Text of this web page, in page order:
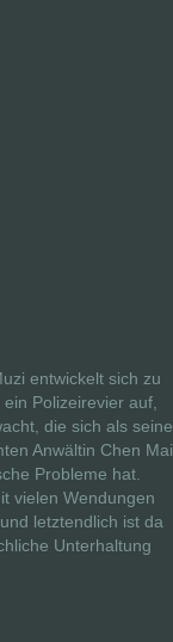
entwickelt sich zu
Polizeirevier auf,
die sich als seine
Anwältin Chen Mai
Probleme hat.
vielen Wendungen
letztendlich ist da
Unterhaltung